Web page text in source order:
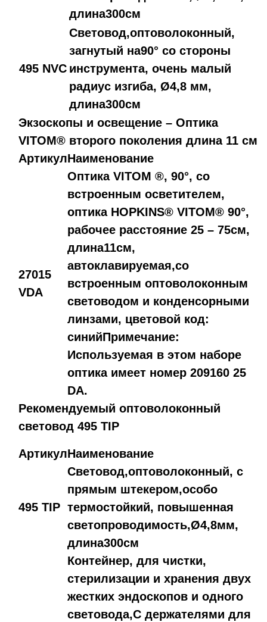
длина300см
495 NVC
Световод,оптоволоконный,
загнутый на90° со стороны
инструмента, очень малый
радиус изгиба, Ø4,8 мм,
длина300см
Экзоскопы и освещение – Оптика
VITOM® второго поколения длина 11 см
АртикулНаименование
27015
VDA
Оптика VITOM ®, 90°, со
встроенным осветителем,
оптика HOPKINS® VITOM® 90°,
рабочее расстояние 25 – 75см,
длина11см,
автоклавируемая,со
встроенным оптоволоконным
световодом и конденсорными
линзами, цветовой код:
синийПримечание:
Используемая в этом наборе
оптика имеет номер 209160 25
DA.
Рекомендуемый оптоволоконный
световод 495 TIP
АртикулНаименование
495 TIP
Световод,оптоволоконный, с
прямым штекером,особо
термостойкий, повышенная
светопроводимость,Ø4,8мм,
длина300см
Контейнер, для чистки,
стерилизации и хранения двух
жестких эндоскопов и одного
световода,С держателями для